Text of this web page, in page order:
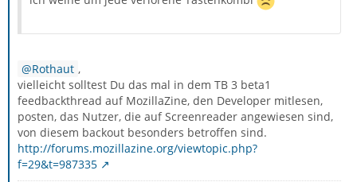
Rothaut ,
vielleicht solltest Du das mal in dem TB 3 beta1
feedbackthread auf MozillaZine, den Developer mitlesen,
posten, das Nutzer, die auf Screenreader angewiesen sind,
von diesem backout besonders betroffen sind.
http://forums.mozillazine.org/viewtopic.php?
f=29&t=987335